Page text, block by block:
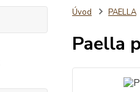
Úvod PAELLA
Paella